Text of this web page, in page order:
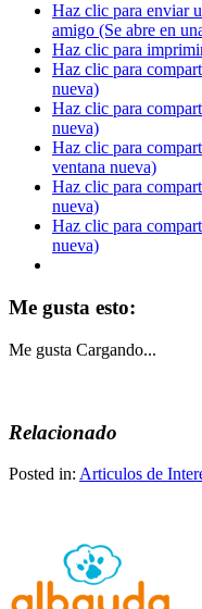
Haz clic para enviar
amigo (Se abre en
Haz clic para
Haz clic para
nueva)
Haz clic para
nueva)
Haz clic para
ventana nueva)
Haz clic para
nueva)
Haz clic para
nueva)
Me gusta esto:
Me gusta Cargando...
Relacionado
Posted in: Articulos de